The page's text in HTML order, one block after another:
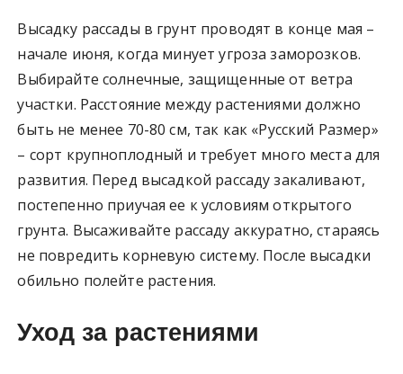
Высадку рассады в грунт проводят в конце мая –
начале июня, когда минует угроза заморозков.
Выбирайте солнечные, защищенные от ветра
участки. Расстояние между растениями должно
быть не менее 70-80 см, так как «Русский Размер»
– сорт крупноплодный и требует много места для
развития. Перед высадкой рассаду закаливают,
постепенно приучая ее к условиям открытого
грунта. Высаживайте рассаду аккуратно, стараясь
не повредить корневую систему. После высадки
обильно полейте растения.
Уход за растениями